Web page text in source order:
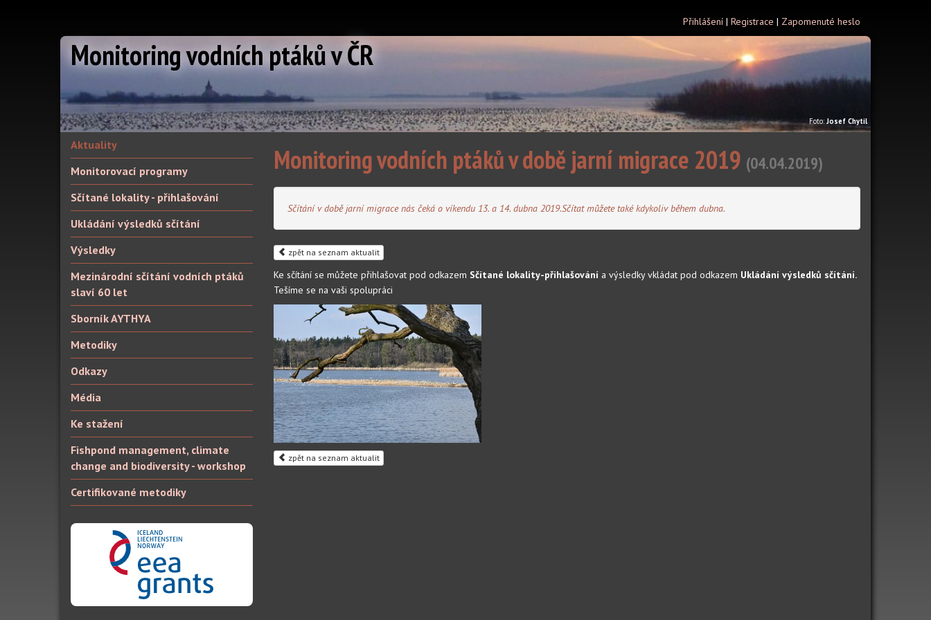
Přihlášení | Registrace | Zapomenuté heslo
Monitoring vodních ptáků v ČR
Foto: Josef Chytil
Aktuality
Monitorovací programy
Sčítané lokality - přihlašování
Ukládání výsledků sčítání
Výsledky
Mezinárodní sčítání vodních ptáků
slaví 60 let
Sborník AYTHYA
Metodiky
Odkazy
Média
Ke stažení
Fishpond management, climate
change and biodiversity - workshop
Certifikované metodiky
Monitoring vodních ptáků v době jarní migrace 2019 (04.04.2019)
Sčítání v době jarní migrace nás čeká o víkendu 13. a 14. dubna 2019.Sčítat můžete také kdykoliv během dubna.
zpět na seznam aktualit
Ke sčítání se můžete přihlašovat pod odkazem Sčítané lokality-přihlašování a výsledky vkládat pod odkazem Ukládání výsledků sčítání.
Tešíme se na vaši spolupráci
zpět na seznam aktualit